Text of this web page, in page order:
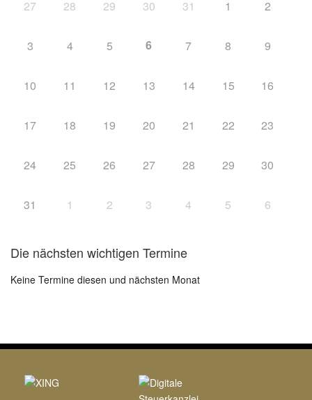
27 28 29 30 31 1 2
3 4 5 6 7 8 9
10 11 12 13 14 15 16
17 18 19 20 21 22 23
24 25 26 27 28 29 30
31 1 2 3 4 5 6
Die nächsten wichtigen Termine
Keine Termine diesen und nächsten Monat